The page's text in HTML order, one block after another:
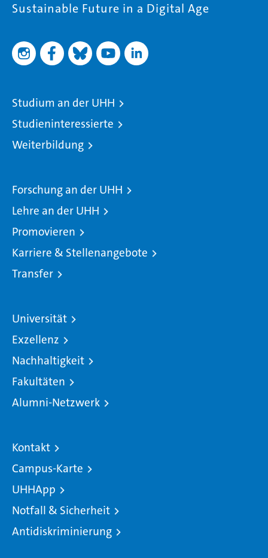
Sustainable Future in a Digital Age
Studium an der UHH
Studieninteressierte
Weiterbildung
Forschung an der UHH
Lehre an der UHH
Promovieren
Karriere & Stellenangebote
Transfer
Universität
Exzellenz
Nachhaltigkeit
Fakultäten
Alumni-Netzwerk
Kontakt
Campus-Karte
UHHApp
Notfall & Sicherheit
Antidiskriminierung